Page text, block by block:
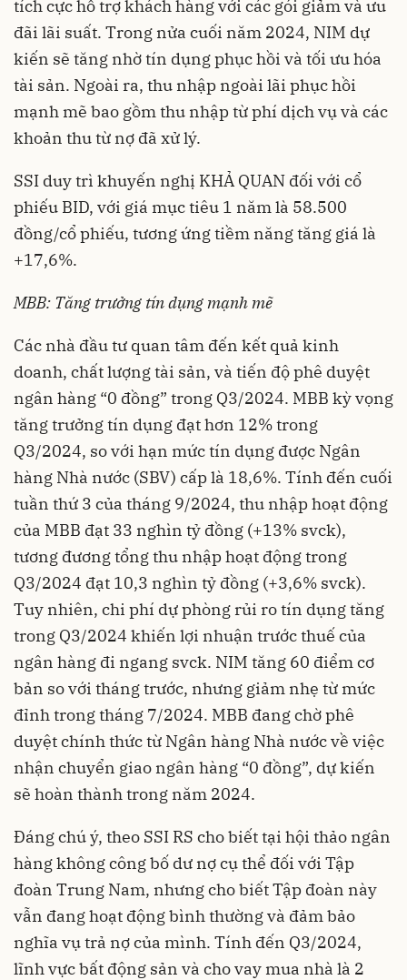
tích cực hỗ trợ khách hàng với các gói giảm và ưu
đãi lãi suất. Trong nửa cuối năm 2024, NIM dự
kiến sẽ tăng nhờ tín dụng phục hồi và tối ưu hóa
tài sản. Ngoài ra, thu nhập ngoài lãi phục hồi
mạnh mẽ bao gồm thu nhập từ phí dịch vụ và các
khoản thu từ nợ đã xử lý.
SSI duy trì khuyến nghị KHẢ QUAN đối với cổ
phiếu BID, với giá mục tiêu 1 năm là 58.500
đồng/cổ phiếu, tương ứng tiềm năng tăng giá là
+17,6%.
MBB: Tăng trưởng tín dụng mạnh mẽ
Các nhà đầu tư quan tâm đến kết quả kinh
doanh, chất lượng tài sản, và tiến độ phê duyệt
ngân hàng “0 đồng” trong Q3/2024. MBB kỳ vọng
tăng trưởng tín dụng đạt hơn 12% trong
Q3/2024, so với hạn mức tín dụng được Ngân
hàng Nhà nước (SBV) cấp là 18,6%. Tính đến cuối
tuần thứ 3 của tháng 9/2024, thu nhập hoạt động
của MBB đạt 33 nghìn tỷ đồng (+13% svck),
tương đương tổng thu nhập hoạt động trong
Q3/2024 đạt 10,3 nghìn tỷ đồng (+3,6% svck).
Tuy nhiên, chi phí dự phòng rủi ro tín dụng tăng
trong Q3/2024 khiến lợi nhuận trước thuế của
ngân hàng đi ngang svck. NIM tăng 60 điểm cơ
bản so với tháng trước, nhưng giảm nhẹ từ mức
đỉnh trong tháng 7/2024. MBB đang chờ phê
duyệt chính thức từ Ngân hàng Nhà nước về việc
nhận chuyển giao ngân hàng “0 đồng”, dự kiến
sẽ hoàn thành trong năm 2024.
Đáng chú ý, theo SSI RS cho biết tại hội thảo ngân
hàng không công bố dư nợ cụ thể đối với Tập
đoàn Trung Nam, nhưng cho biết Tập đoàn này
vẫn đang hoạt động bình thường và đảm bảo
nghĩa vụ trả nợ của mình. Tính đến Q3/2024,
lĩnh vực bất động sản và cho vay mua nhà là 2